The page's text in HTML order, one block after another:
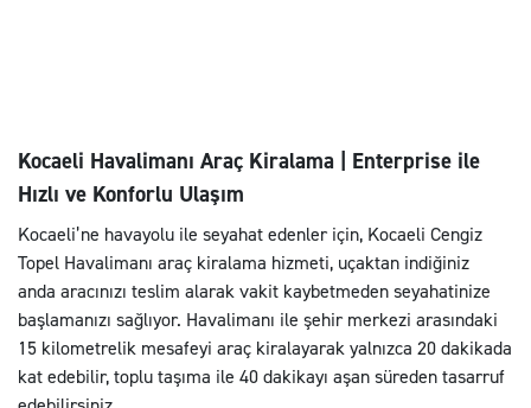
Kocaeli Havalimanı Araç Kiralama | Enterprise ile
Hızlı ve Konforlu Ulaşım
Kocaeli’ne havayolu ile seyahat edenler için, Kocaeli Cengiz
Topel Havalimanı araç kiralama hizmeti, uçaktan indiğiniz
anda aracınızı teslim alarak vakit kaybetmeden seyahatinize
başlamanızı sağlıyor. Havalimanı ile şehir merkezi arasındaki
15 kilometrelik mesafeyi araç kiralayarak yalnızca 20 dakikada
kat edebilir, toplu taşıma ile 40 dakikayı aşan süreden tasarruf